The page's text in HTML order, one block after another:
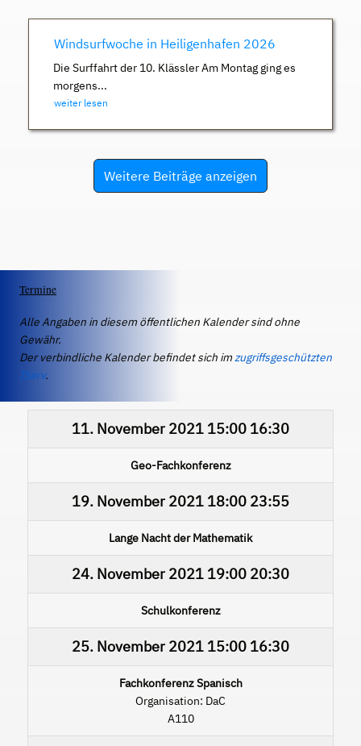
Windsurfwoche in Heiligenhafen 2026
Die Surffahrt der 10. Klässler Am Montag ging es
morgens...
weiter lesen
Weitere Beiträge anzeigen
Termine
Alle Angaben in diesem öffentlichen Kalender sind ohne
Gewähr.
Der verbindliche Kalender befindet sich imzugriffsgeschützten
IServ.
11. November 2021 15:00 16:30
Geo-Fachkonferenz
19. November 2021 18:00 23:55
Lange Nacht der Mathematik
24. November 2021 19:00 20:30
Schulkonferenz
25. November 2021 15:00 16:30
Fachkonferenz Spanisch
Organisation: DaC
A110